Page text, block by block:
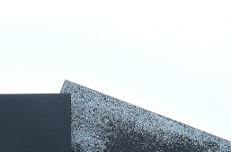
格安動画制作サービス